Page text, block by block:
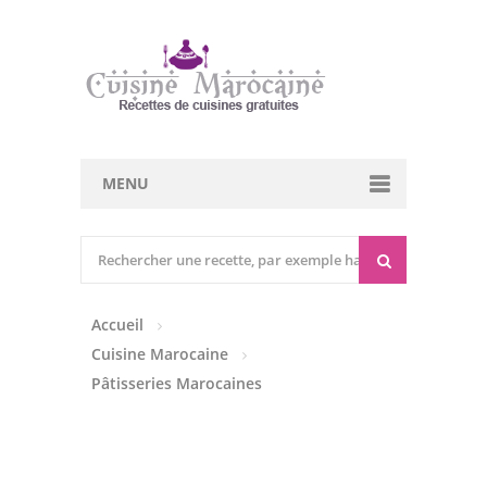
MENU
Entrées Froides
Tajines
Accueil
Cuisine Marocaine
Pâtisseries Marocaines